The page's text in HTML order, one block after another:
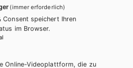
(immer erforderlich)
Consent speichert Ihren
im Browser.
Online-Videoplattform, die zu